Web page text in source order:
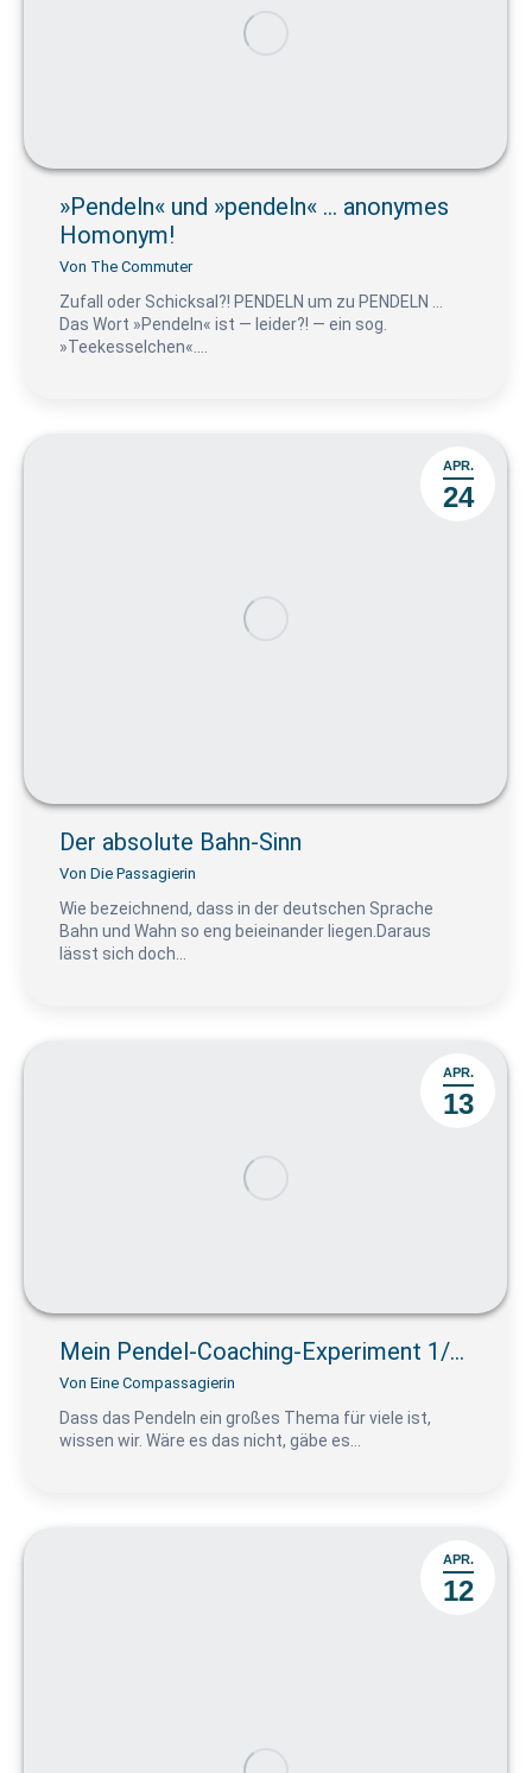
»Pendeln« und »pendeln« … anonymes
Homonym!
Von The Commuter
Zufall oder Schicksal?! PENDELN um zu PENDELN …
Das Wort »Pendeln« ist — leider?! — ein sog.
»Teekesselchen«.…
APR.
24
Der absolute Bahn-Sinn
Von Die Passagierin
Wie bezeichnend, dass in der deutschen Sprache
Bahn und Wahn so eng beieinander liegen.Daraus
lässt sich doch…
APR.
13
Mein Pendel-Coaching-Experiment 1/…
Von Eine Compassagierin
Dass das Pendeln ein großes Thema für viele ist,
wissen wir. Wäre es das nicht, gäbe es…
APR.
12